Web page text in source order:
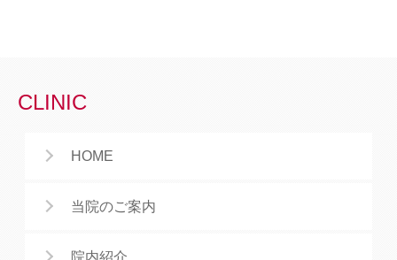
CLINIC
HOME
当院のご案内
院内紹介